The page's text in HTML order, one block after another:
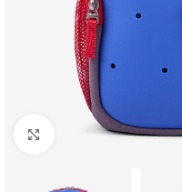
Click to enlarge